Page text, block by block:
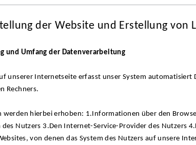
der Website und Erstellung von
und Umfang der Datenverarbeitung
unserer Internetseite erfasst unser System
Rechners.
werden hierbei erhoben: 1.Informationen über den
des Nutzers 3.Den Internet-Service-Provider des Nutzers
von denen das System des Nutzers auf unsere